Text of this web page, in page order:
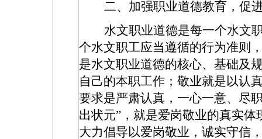
二、加强职业道德教育，促
水文职业道德是每一个水文
个水文职工应当遵循的行为准则
是水文职业道德的核心、基础及
自己的本职工作；敬业就是以认
要求是严肃认真，一心一意、尽
出状元”，就是爱岗敬业的真实
大力倡导以爱岗敬业，诚实守信